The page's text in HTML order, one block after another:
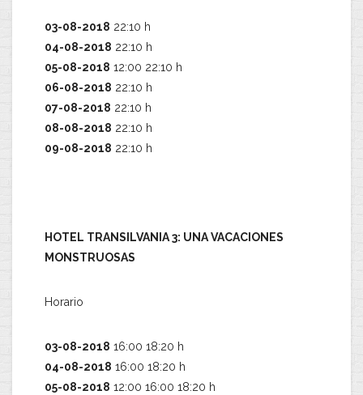
03-08-2018 22:10 h
04-08-2018 22:10 h
05-08-2018 12:00 22:10 h
06-08-2018 22:10 h
07-08-2018 22:10 h
08-08-2018 22:10 h
09-08-2018 22:10 h
HOTEL TRANSILVANIA 3: UNA VACACIONES
MONSTRUOSAS
Horario
03-08-2018 16:00 18:20 h
04-08-2018 16:00 18:20 h
05-08-2018 12:00 16:00 18:20 h